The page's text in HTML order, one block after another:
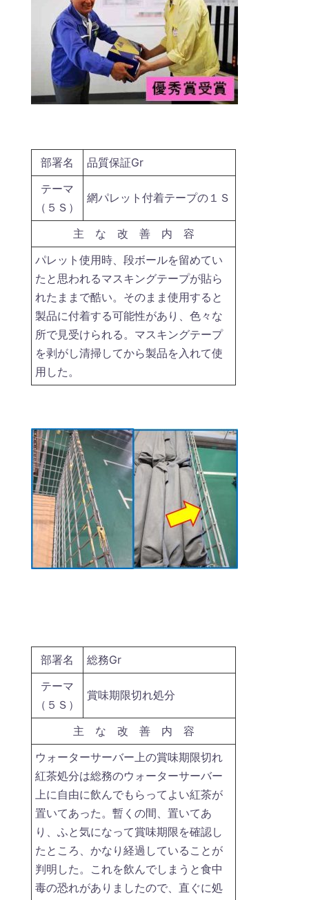
部署名
品質保証Gr
テーマ
（５Ｓ）
網パレット付着テープの１Ｓ
主 な 改 善 内 容
パレット使用時、段ボールを留めてい
たと思われるマスキングテープが貼ら
れたままで酷い。そのまま使用すると
製品に付着する可能性があり、色々な
所で見受けられる。マスキングテープ
を剥がし清掃してから製品を入れて使
用した。
部署名
総務Gr
テーマ
（５Ｓ）
賞味期限切れ処分
主 な 改 善 内 容
ウォーターサーバー上の賞味期限切れ
紅茶処分は総務のウォーターサーバー
上に自由に飲んでもらってよい紅茶が
置いてあった。暫くの間、置いてあ
り、ふと気になって賞味期限を確認し
たところ、かなり経過していることが
判明した。これを飲んでしまうと食中
毒の恐れがありましたので、直ぐに処